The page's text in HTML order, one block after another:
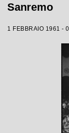
Sanremo
1 FEBBRAIO 1961 -